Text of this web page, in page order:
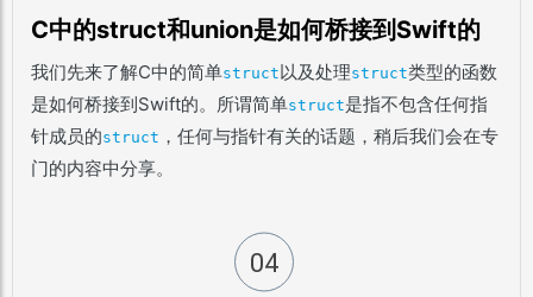
C中的struct和union是如何桥接到Swift的
我们先来了解C中的简单struct 以及处理struct类型的函数
是如何桥接到Swift的。所谓简单struct是指不包含任何指
针成员的struct ，任何与指针有关的话题，稍后我们会在专
门的内容中分享。
04